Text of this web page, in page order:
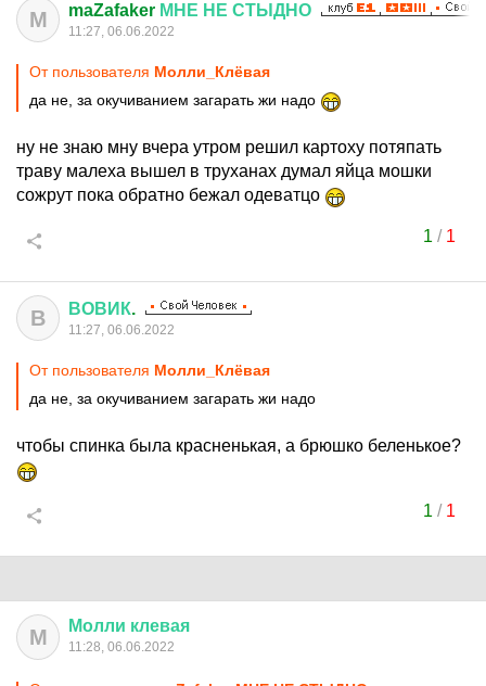
M maZafaker МНЕ НЕ СТЫДНО
11:27, 06.06.2022
От пользователя Молли_Клёвая
да не, за окучиванием загарать жи надо
ну не знаю мну вчера утром решил картоху потяпать
траву малеха вышел в труханах думал яйца мошки
сожрут пока обратно бежал одеватцо
1 / 1
В ВОВИК.
11:27, 06.06.2022
От пользователя Молли_Клёвая
да не, за окучиванием загарать жи надо
чтобы спинка была красненькая, а брюшко беленькое?
1 / 1
М Молли клевая
11:28, 06.06.2022